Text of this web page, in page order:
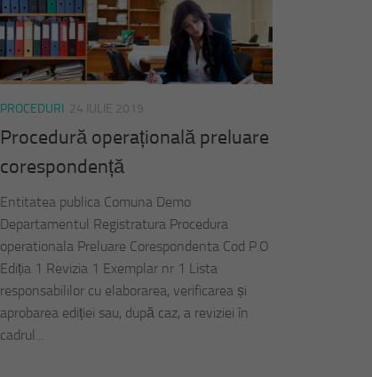
PROCEDURI 24 IULIE 2019
Procedură operațională preluare
corespondență
Entitatea publica Comuna Demo
Departamentul Registratura Procedura
operationala Preluare Corespondenta Cod P.O
Ediția 1 Revizia 1 Exemplar nr 1 Lista
responsabililor cu elaborarea, verificarea și
aprobarea ediției sau, după caz, a reviziei în
cadrul...